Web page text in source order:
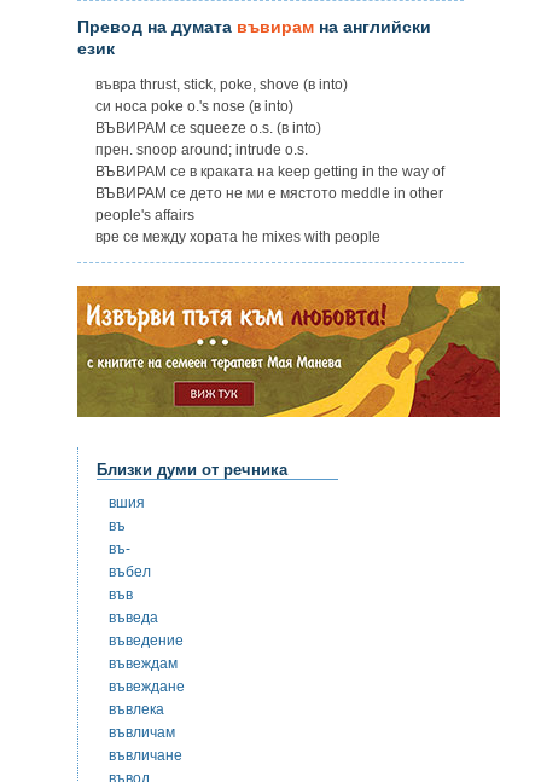
Превод на думата въвирам на английски
език
въвра thrust, stick, poke, shove (в into)
си носа poke o.'s nose (в into)
ВЪВИРАМ се squeeze o.s. (в into)
прен. snoop around; intrude o.s.
ВЪВИРАМ се в краката на keep getting in the way of
ВЪВИРАМ се дето не ми е мястото meddle in other
people's affairs
вре се между хората he mixes with people
Близки думи от речника
вшия
въ
въ-
въбел
във
въведа
въведение
въвеждам
въвеждане
въвлека
въвличам
въвличане
въвод